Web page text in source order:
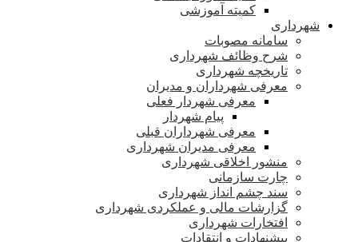
کمیته آموزشی
شهرداری
سامانه مصوبات
شرح وظائف شهرداری
تاریخچه شهرداری
معرفی شهرداران و مدیران
معرفی شهردار فعلی
پیام شهردار
معرفی شهرداران قبلی
معرفی مدیران شهرداری
منشور اخلاقی شهرداری
چارت سازمانی
سند چشم انداز شهرداری
گزارشات مالی و عملکردی شهرداری
افتخارات شهرداری
پیشنهادات و انتقادات